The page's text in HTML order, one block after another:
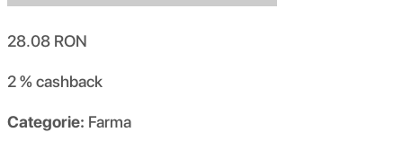
28.08 RON
2 %cashback
Categorie: Farma